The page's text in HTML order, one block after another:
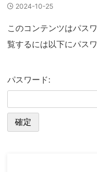
2024-10-25
このコンテンツはパス
覧するには以下にパス
パスワード: